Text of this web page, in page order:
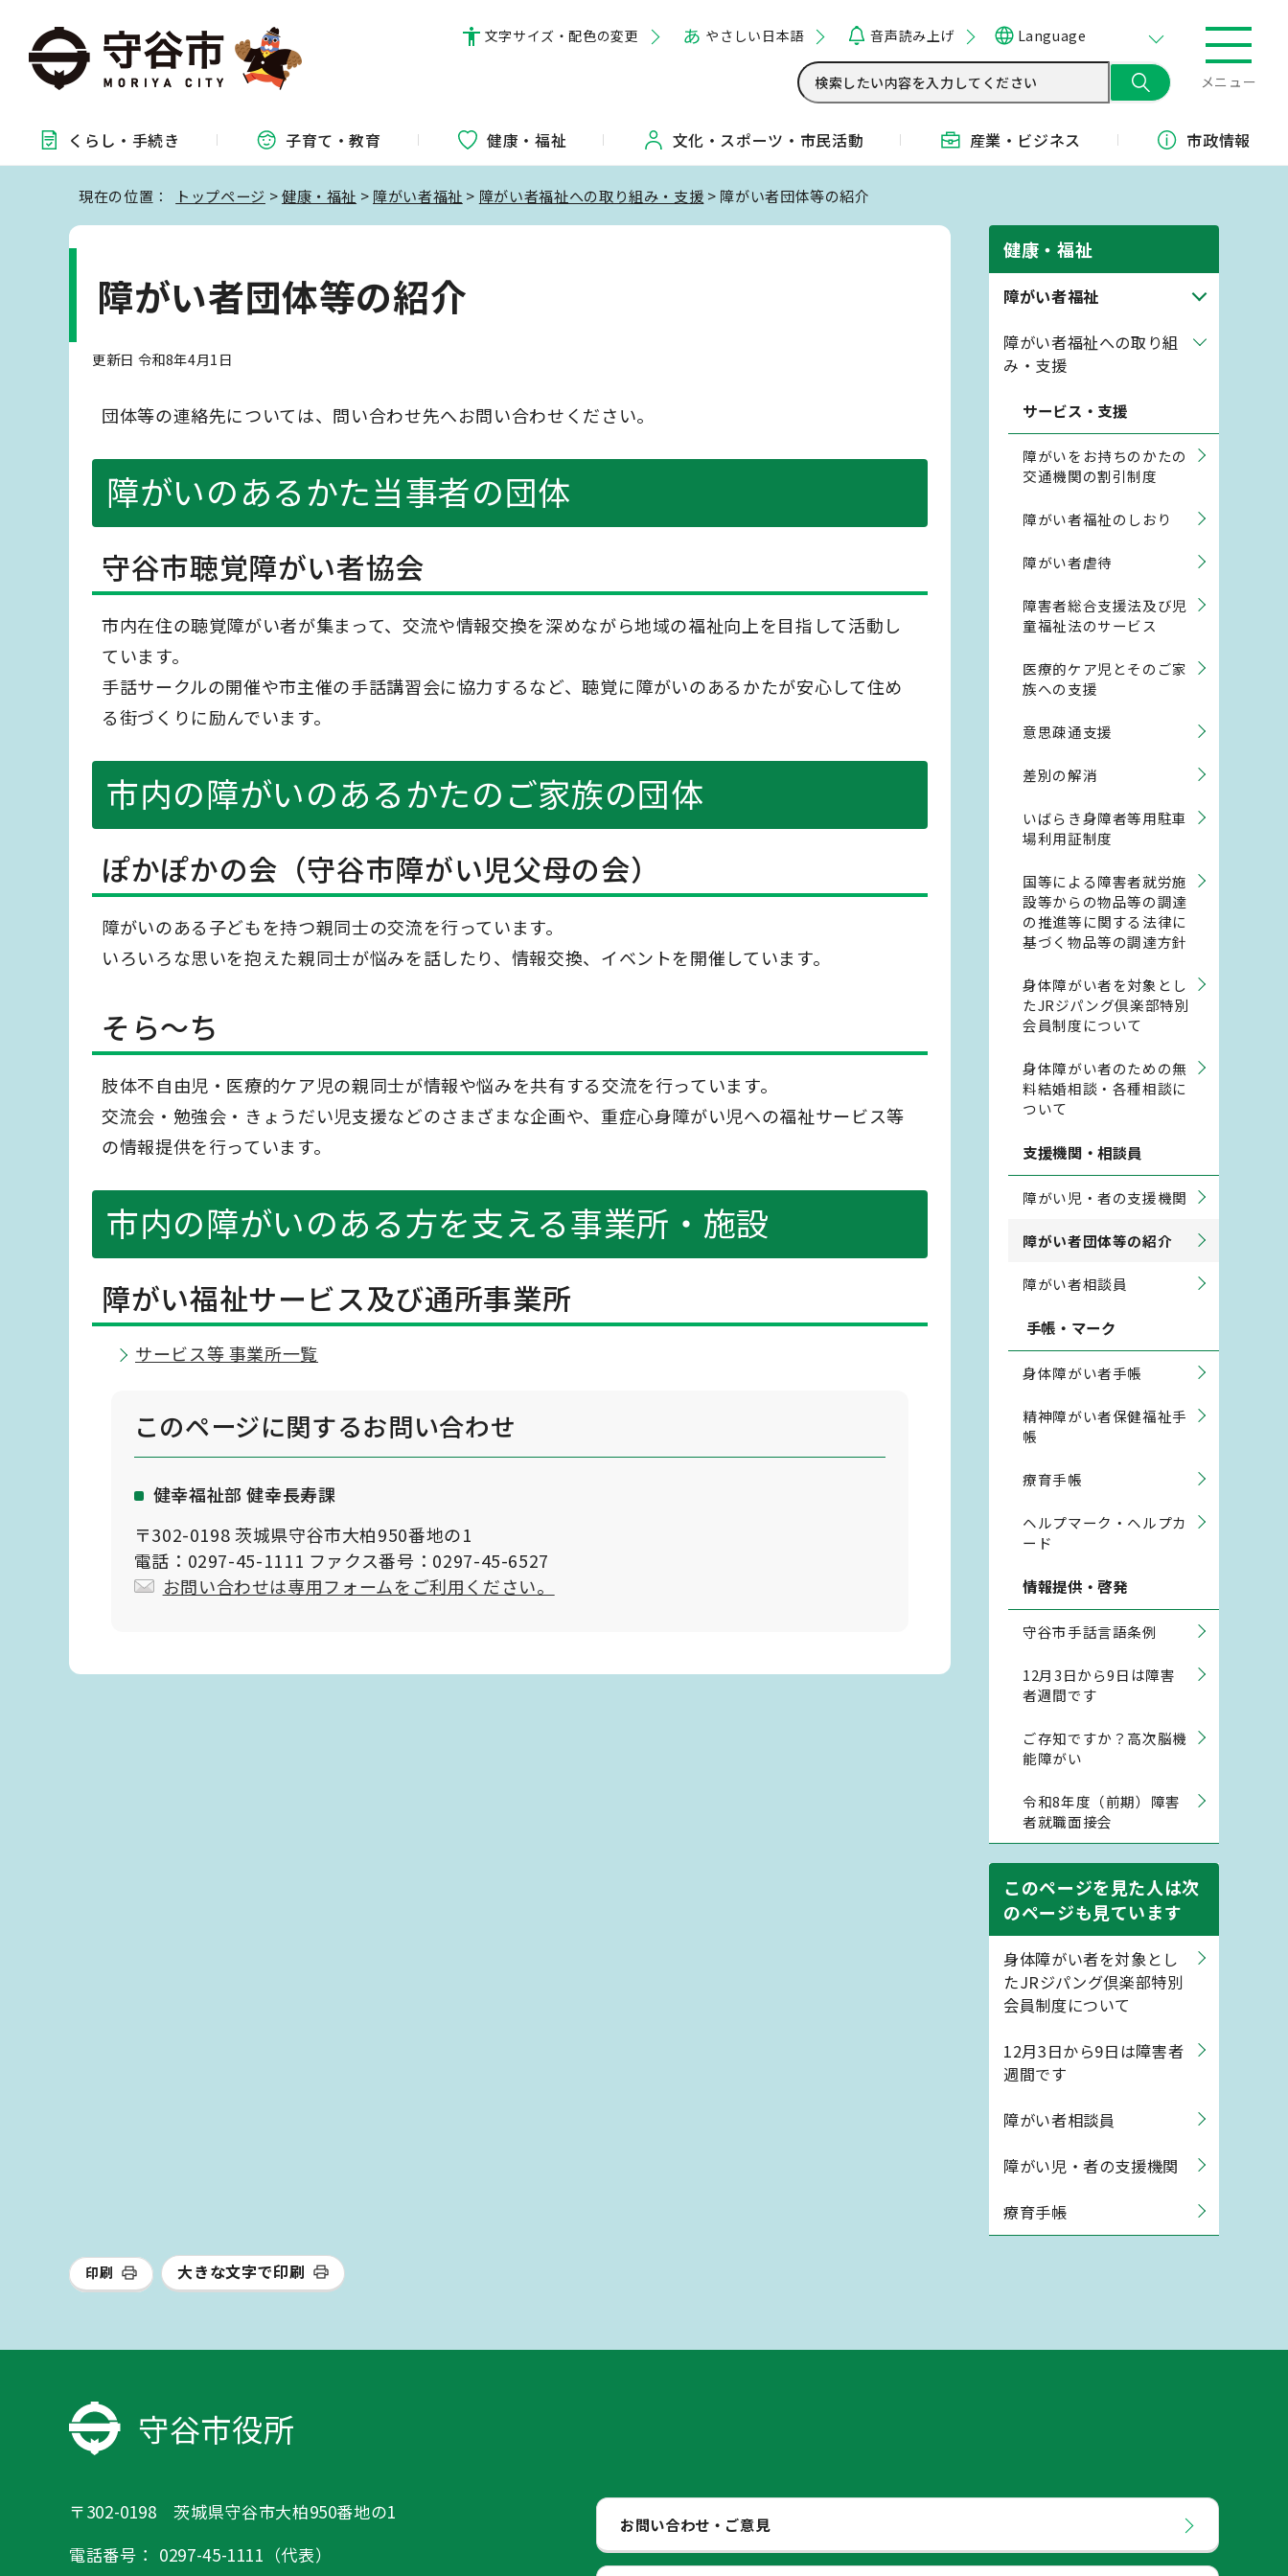
文字サイズ・配色の変更 やさしい日本語 音声読み上げ Language
メニュー
くらし・ 手続き 子育て・教育 健康・福祉 文化・ スポーツ・ 市民活動 産業・ ビジネス 市政情報
現在の位置： トップページ >健康・福祉 > 障がい者福祉 > 障がい者福祉への取り組み・支援 > 障がい者団体等の紹介
障がい者団体等の紹介
更新日 令和8年4月1日
団体等の連絡先については、問い合わせ先へお問い合わせください。
障がいのあるかた当事者の団体
守谷市聴覚障がい者協会
市内在住の聴覚障がい者が集まって、交流や情報交換を深めながら地域の福祉向上を目指して活動し
ています。
手話サークルの開催や市主催の手話講習会に協力するなど、聴覚に障がいのあるかたが安心して住め
る街づくりに励んでいます。
市内の障がいのあるかたのご家族の団体
ぽかぽかの会（守谷市障がい児父母の会）
障がいのある子どもを持つ親同士の交流を行っています。
いろいろな思いを抱えた親同士が悩みを話したり、情報交換、イベントを開催しています。
そら～ち
肢体不自由児・医療的ケア児の親同士が情報や悩みを共有する交流を行っています。
交流会・勉強会・きょうだい児支援などのさまざまな企画や、重症心身障がい児への福祉サービス等
の情報提供を行っています。
市内の障がいのある方を支える事業所・施設
障がい福祉サービス及び通所事業所
サービス等 事業所一覧
このページに関するお問い合わせ
健幸福祉部 健幸長寿課
〒302-0198 茨城県守谷市大柏950番地の1
電話：0297-45-1111 ファクス番号：0297-45-6527
お問い合わせは専用フォームをご利用ください。
健康・福祉
障がい者福祉
障がい者福祉への取り組
み・支援
サービス・支援
障がいをお持ちのかたの
交通機関の割引制度
障がい者福祉のしおり
障がい者虐待
障害者総合支援法及び児
童福祉法のサービス
医療的ケア児とそのご家
族への支援
意思疎通支援
差別の解消
いばらき身障者等用駐車
場利用証制度
国等による障害者就労施
設等からの物品等の調達
の推進等に関する法律に
基づく物品等の調達方針
身体障がい者を対象とし
たJRジパング倶楽部特別
会員制度について
身体障がい者のための無
料結婚相談・各種相談に
ついて
支援機関・相談員
障がい児・者の支援機関
障がい者団体等の紹介
障がい者相談員
手帳・マーク
身体障がい者手帳
精神障がい者保健福祉手
帳
療育手帳
ヘルプマーク・ヘルプカ
ード
情報提供・啓発
守谷市手話言語条例
12月3日から9日は障害
者週間です
ご存知ですか？高次脳機
能障がい
令和8年度（前期）障害
者就職面接会
このページを見た人は次
のページも見ています
身体障がい者を対象とし
たJRジパング倶楽部特別
会員制度について
12月3日から9日は障害者
週間です
障がい者相談員
障がい児・者の支援機関
療育手帳
印刷 大きな文字で印刷
守谷市役所
〒302-0198 茨城県守谷市大柏950番地の1
電話番号： 0297-45-1111（代表）
お問い合わせ・ご意見